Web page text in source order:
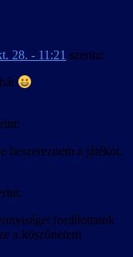
28. - 11:21 szerint:
beszereznem a játékot.
fordítottatok
a köszönetem